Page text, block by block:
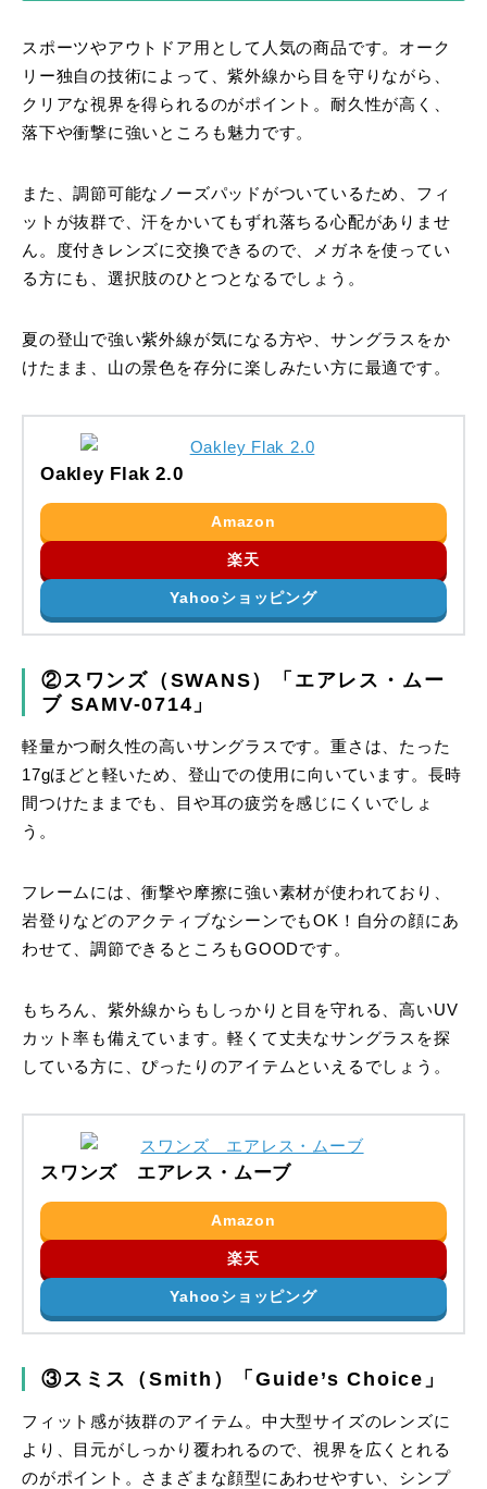
スポーツやアウトドア用として人気の商品です。オーク
リー独自の技術によって、紫外線から目を守りながら、
クリアな視界を得られるのがポイント。耐久性が高く、
落下や衝撃に強いところも魅力です。
また、調節可能なノーズパッドがついているため、フィ
ットが抜群で、汗をかいてもずれ落ちる心配がありませ
ん。度付きレンズに交換できるので、メガネを使ってい
る方にも、選択肢のひとつとなるでしょう。
夏の登山で強い紫外線が気になる方や、サングラスをか
けたまま、山の景色を存分に楽しみたい方に最適です。
Oakley Flak 2.0
Amazon
楽天
Yahooショッピング
②スワンズ（SWANS）「エアレス・ムー
ブ SAMV-0714」
軽量かつ耐久性の高いサングラスです。重さは、たった
17gほどと軽いため、登山での使用に向いています。長時
間つけたままでも、目や耳の疲労を感じにくいでしょ
う。
フレームには、衝撃や摩擦に強い素材が使われており、
岩登りなどのアクティブなシーンでもOK！自分の顔にあ
わせて、調節できるところもGOODです。
もちろん、紫外線からもしっかりと目を守れる、高いUV
カット率も備えています。軽くて丈夫なサングラスを探
している方に、ぴったりのアイテムといえるでしょう。
スワンズ エアレス・ムーブ
Amazon
楽天
Yahooショッピング
③スミス（Smith）「Guide’s Choice」
フィット感が抜群のアイテム。中大型サイズのレンズに
より、目元がしっかり覆われるので、視界を広くとれる
のがポイント。さまざまな顔型にあわせやすい、シンプ